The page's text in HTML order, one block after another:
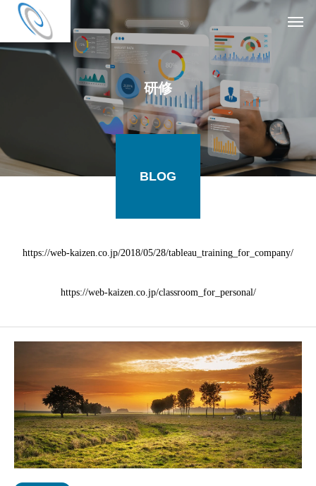
研修
BLOG
https://web-kaizen.co.jp/2018/05/28/tableau_training_for_company/
https://web-kaizen.co.jp/classroom_for_personal/